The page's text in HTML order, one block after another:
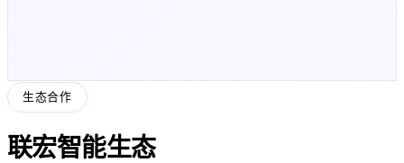
生态合作
联宏智能生态